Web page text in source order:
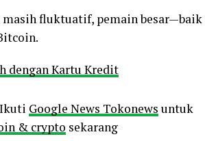
masih fluktuatif, pemain besar—baik
dengan Kartu Kredit
Google News Tokonews untuk
& crypto sekarang